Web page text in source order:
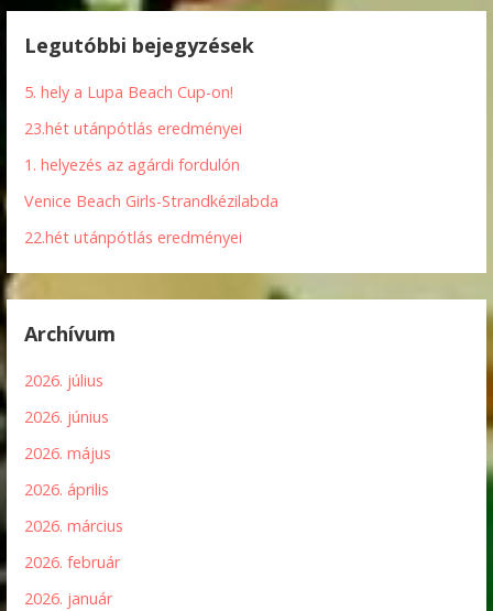
Legutóbbi bejegyzések
5. hely a Lupa Beach Cup-on!
23.hét utánpótlás eredményei
1. helyezés az agárdi fordulón
Venice Beach Girls-Strandkézilabda
22.hét utánpótlás eredményei
Archívum
2026. július
2026. június
2026. május
2026. április
2026. március
2026. február
2026. január